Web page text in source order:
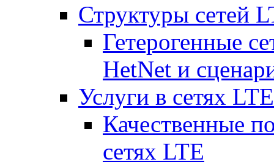
Структуры сетей
Гетерогенные
HetNet и
Услуги в сетях LTE
Качественные
сетях LTE